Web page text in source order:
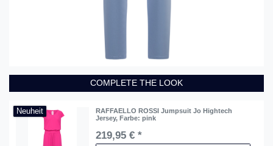
COMPLETE THE LOOK
Neuheit
RAFFAELLO ROSSI Jumpsuit Jo Hightech
Jersey, Farbe: pink
219,95 € *